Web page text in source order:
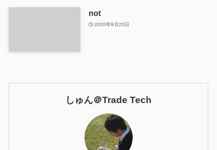
not
2020年8月23日
しゅん＠Trade Tech